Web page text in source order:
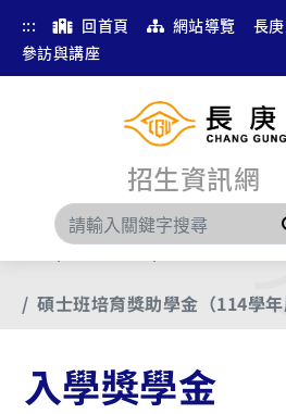
::: 回首頁 網站導覽 長
參訪與講座
招生資訊網
分眾瀏覽
入學獎學金
碩士班培育獎助學金（114學年
入學獎學金